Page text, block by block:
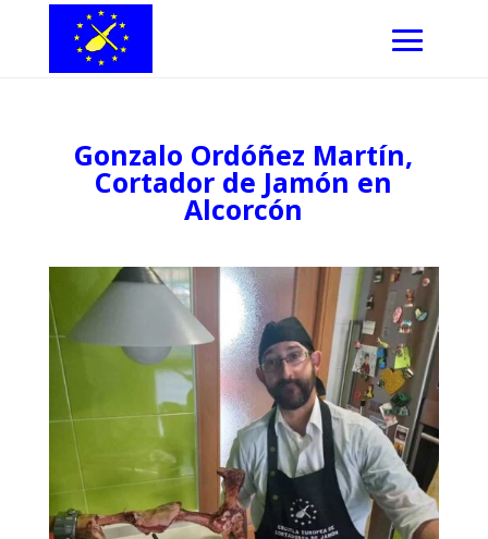
Gonzalo Ordóñez Martín,
Cortador de Jamón en
Alcorcón